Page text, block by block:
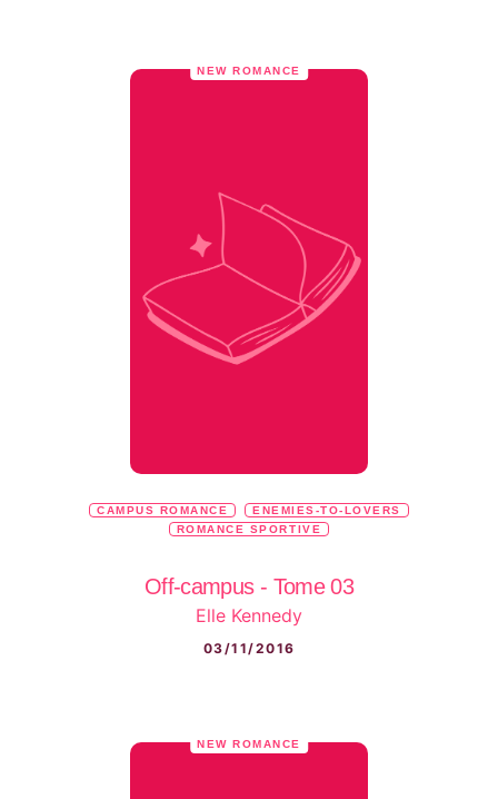
NEW ROMANCE
CAMPUS ROMANCE
ENEMIES-TO-LOVERS
ROMANCE SPORTIVE
Off-campus - Tome 03
Elle Kennedy
03/11/2016
NEW ROMANCE